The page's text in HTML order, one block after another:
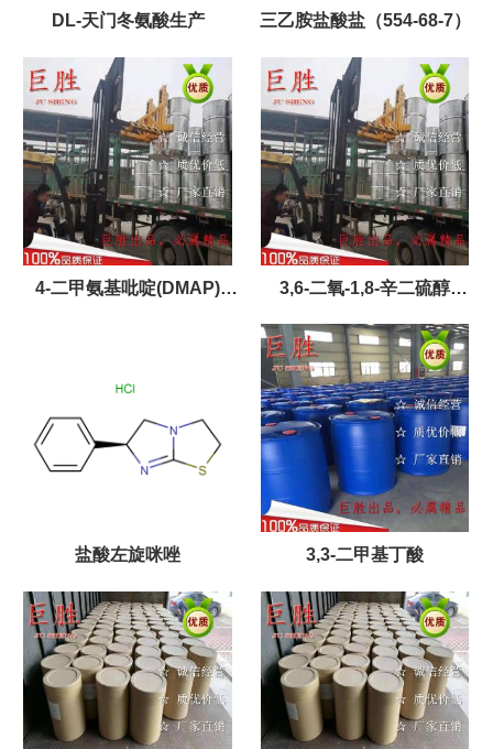
DL-天门冬氨酸生产 三乙胺盐酸盐（554-68-7）
4-二甲氨基吡啶(DMAP) 3,6-二氧-1,8-辛二硫醇
（14970-87-7）
盐酸左旋咪唑 3,3-二甲基丁酸